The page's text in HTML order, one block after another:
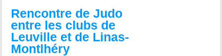
Rencontre de Judo
entre les clubs de
Leuville et de Linas-
Montlhéry